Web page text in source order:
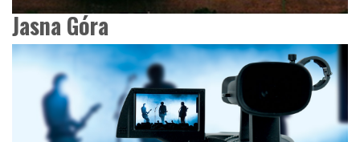
Jasna Góra